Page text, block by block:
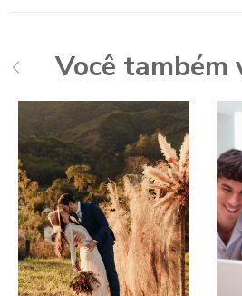
Você também